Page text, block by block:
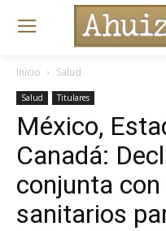
Inicio Salud
Salud Titulares
México,
Canadá:
conjunta
sanitarios